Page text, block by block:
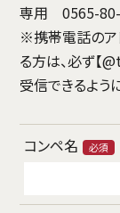
専用 0565-80-
※携帯電話のア
る方は、必ず【
受信できるよう
コンペ名 必須